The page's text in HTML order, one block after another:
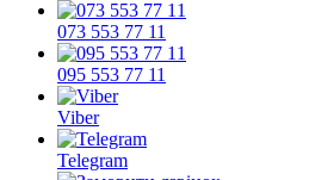
073 553 77 11
095 553 77 11
Viber
Telegram